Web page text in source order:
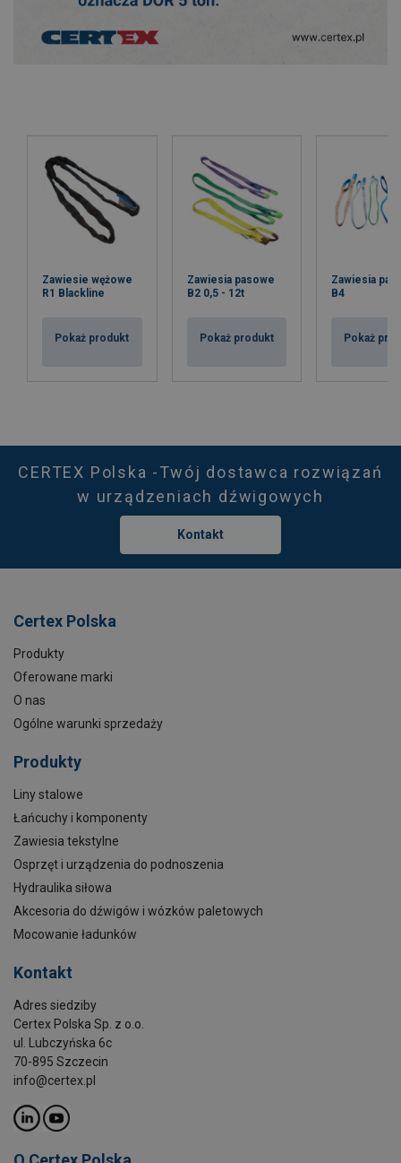
Zawiesie wężowe
R1 Blackline
Pokaż produkt
Zawiesia pasowe
B2 0,5 - 12t
Pokaż produkt
Zawiesia
B4
Pokaż
CERTEX Polska -Twój dostawca rozwiązań
w urządzeniach dźwigowych
Kontakt
Certex Polska
Produkty
Oferowane marki
O nas
Ogólne warunki sprzedaży
Produkty
Liny stalowe
Łańcuchy i komponenty
Zawiesia tekstylne
Osprzęt i urządzenia do podnoszenia
Hydraulika siłowa
Akcesoria do dźwigów i wózków paletowych
Mocowanie ładunków
Kontakt
Adres siedziby
Certex Polska Sp. z o.o.
ul. Lubczyńska 6c
70-895 Szczecin
info@certex.pl